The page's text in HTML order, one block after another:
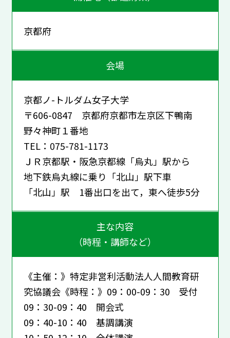
京都府
会場
京都ノ-トルダム女子大学
〒606-0847 京都府京都市左京区下鴨南
野々神町１番地
TEL：075-781-1173
ＪＲ京都駅・阪急京都線「烏丸」駅から
地下鉄烏丸線に乗り「北山」駅下車
「北山」駅 1番出口を出て，東へ徒歩5分
主な内容
（時程・講師など）
《主催：》特定非営利活動法人人間教育研
究協議会《時程：》09：00-09：30 受付
09：30-09：40 開会式
09：40-10：40 基調講演